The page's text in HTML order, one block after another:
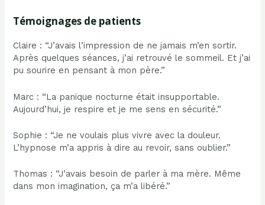
Témoignages de patients
Claire : “J’avais l’impression de ne jamais m’en sortir.
Après quelques séances, j’ai retrouvé le sommeil. Et j’ai
pu sourire en pensant à mon père.”
Marc : “La panique nocturne était insupportable.
Aujourd’hui, je respire et je me sens en sécurité.”
Sophie : “Je ne voulais plus vivre avec la douleur.
L’hypnose m’a appris à dire au revoir, sans oublier.”
Thomas : “J’avais besoin de parler à ma mère. Même
dans mon imagination, ça m’a libéré.”